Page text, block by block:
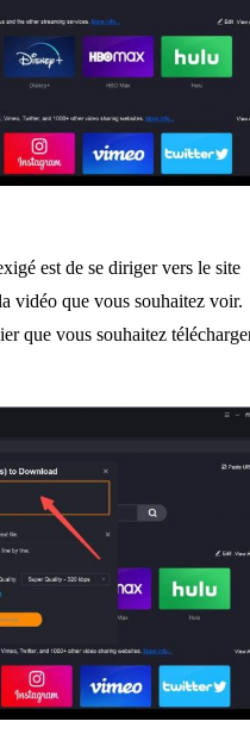
est de se diriger vers le site
vidéo que vous souhaitez voir.
que vous souhaitez